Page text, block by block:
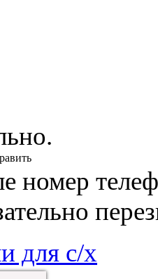
номер
для с/х